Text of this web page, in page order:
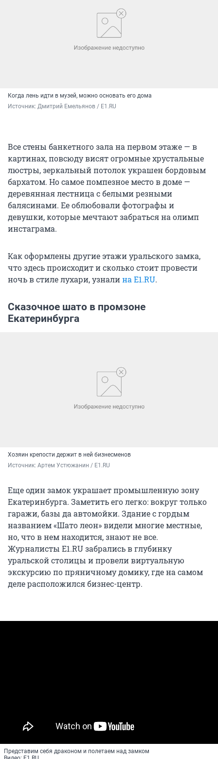
Когда лень идти в музей, можно основать его дома
Источник: Дмитрий Емельянов / Е1.RU
Все стены банкетного зала на первом этаже — в
картинах, повсюду висят огромные хрустальные
люстры, зеркальный потолок украшен бордовым
бархатом. Но самое помпезное место в доме —
деревянная лестница с белыми резными
балясинами. Ее облюбовали фотографы и
девушки, которые мечтают забраться на олимп
инстаграма.
Как оформлены другие этажи уральского замка,
что здесь происходит и сколько стоит провести
ночь в стиле лухари, узналина E1.RU.
Сказочное шато в промзоне
Екатеринбурга
Хозяин крепости держит в ней бизнесменов
Источник: Артем Устюжанин / Е1.RU
Еще один замок украшает промышленную зону
Екатеринбурга. Заметить его легко: вокруг только
гаражи, базы да автомойки. Здание с гордым
названием «Шато леон» видели многие местные,
но, что в нем находится, знают не все.
Журналисты E1.RU забрались в глубинку
уральской столицы и провели виртуальную
экскурсию по пряничному домику, где на самом
деле расположился бизнес-центр.
Представим себя драконом и полетаем над замком